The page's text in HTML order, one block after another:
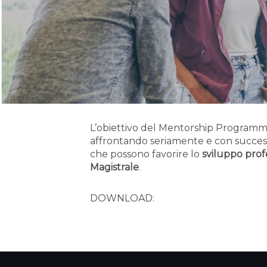
L’obiettivo del Mentorship
affrontando seriamente e con
che possono favorire lo sviluppo
Magistrale.
DOWNLOAD: